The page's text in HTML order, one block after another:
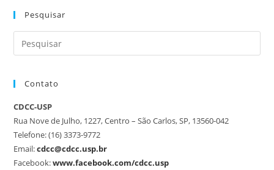
Pesquisar
Contato
CDCC-USP
Rua Nove de Julho, 1227, Centro – São Carlos, SP, 13560-042
Telefone: (16) 3373-9772
Email:cdcc@cdcc.usp.br
Facebook:www.facebook.com/cdcc.usp